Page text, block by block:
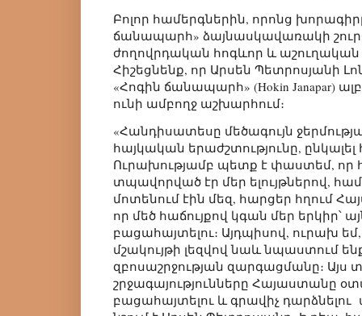
Բոլոր համերգներին, որոնց
ճանապարհ» ձայնասկավառակի
ժողովրդական հոգևոր և
Հիշեցնենք, որ Արսեն Պետրոսյանի
«Հոգին ճանապարհ» (Hokin Janapar)
ունի ամբողջ աշխարհում։
«Հանդիսատեսը մեծագույն
հայկական երաժշտությունը,
Ուրախությամբ պետք է փաստեմ, որ
տպավորված էր մեր ելույթներով,
մոտենում էին մեզ, հարցեր հղում
որ մեծ հաճույքով կգան մեր երկիր՝
բացահայտելու։ Այդպիսով, ուրախ
մշակույթի լեզվով նաև նպաստում
զբոսաշրջության զարգացմանը։ Այս
շրջագայությունները Հայաստանը
բացահայտելու և գրավիչ դարձնելու